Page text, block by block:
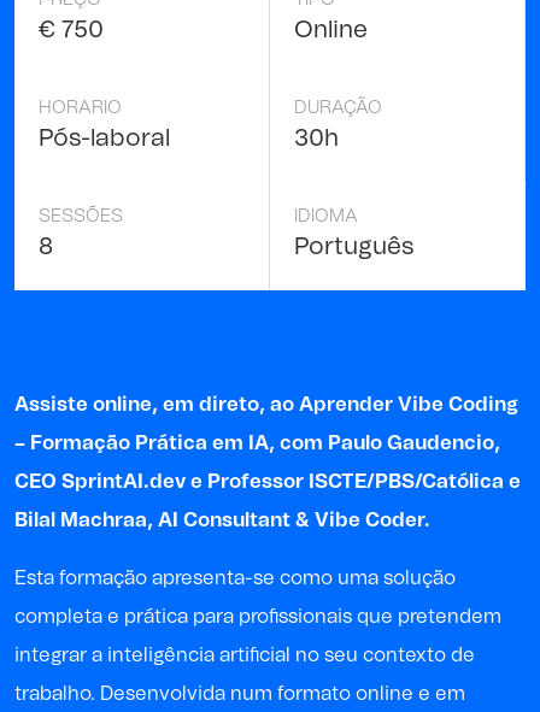
€ 750 Online
HORARIO
Pós-laboral
DURAÇÃO
30h
SESSÕES
8
IDIOMA
Português
Assiste online, em direto, ao Aprender Vibe Coding
– Formação Prática em IA, com Paulo Gaudencio,
CEO SprintAI.dev e Professor ISCTE/PBS/Católica e
Bilal Machraa, AI Consultant & Vibe Coder.
Esta formação apresenta-se como uma solução
completa e prática para profissionais que pretendem
integrar a inteligência artificial no seu contexto de
trabalho. Desenvolvida num formato online e em